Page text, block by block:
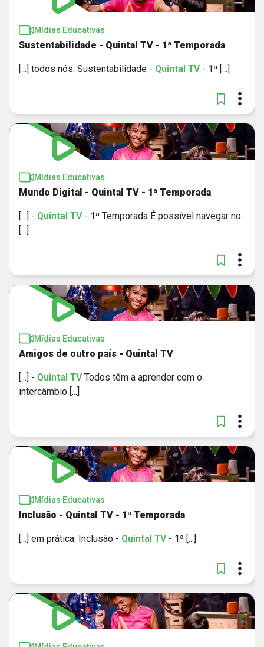
Mídias Educativas
Sustentabilidade - Quintal TV - 1ª Temporada
[...] todos nós. Sustentabilidade - Quintal TV- 1ª [...]
Mídias Educativas
Mundo Digital - Quintal TV - 1ª Temporada
[...] - Quintal TV- 1ª Temporada É possível navegar no
[...]
Mídias Educativas
Amigos de outro país - Quintal TV
[...] - Quintal TVTodos têm a aprender com o
intercâmbio [...]
Mídias Educativas
Inclusão - Quintal TV - 1ª Temporada
[...] em prática. Inclusão - Quintal TV- 1ª [...]